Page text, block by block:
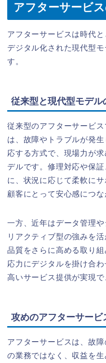
アフターサービ
アフターサービスは時代
デジタル化された現代型
す。
従来型と現代型モデル
従来型のアフターサービス
は、故障やトラブルが発
応する方式で、現場力が
デルです。修理対応や保
に、状況に応じて柔軟に
顧客にとって安心感につな
一方、近年はデータ管理や
リアクティブ型の強みを
品質をさらに高める取り
応力にデジタルを掛け合
高いサービス提供が実現で
攻めのアフターサー
アフターサービスは、故
の業務ではなく、収益を生